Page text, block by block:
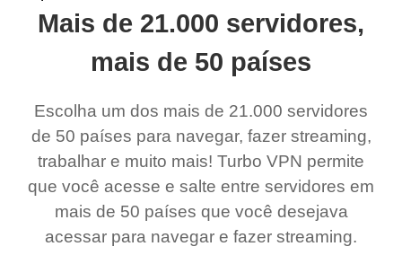
Mais de 21.000 servidores,
mais de 50 países
Escolha um dos mais de 21.000 servidores
de 50 países para navegar, fazer streaming,
trabalhar e muito mais! Turbo VPN permite
que você acesse e salte entre servidores em
mais de 50 países que você desejava
acessar para navegar e fazer streaming.